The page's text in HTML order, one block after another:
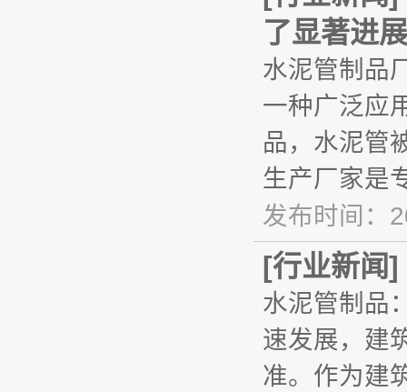
了显著进展
水泥管制品
一种广泛应
品，水泥管
生产厂家是
发布时间：
[行业新闻]
水泥管制品
速发展，建
准。作为建